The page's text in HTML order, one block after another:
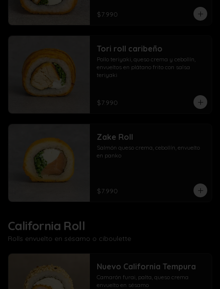
$7.990
Tori roll caribeño
Pollo teriyaki, queso crema y cebollín,
envueltos en plátano frito con salsa
teriyaki
$7.990
Zake Roll
Salmón queso crema, cebollín, envuelto
en panko
$7.990
California Roll
Rolls envuelto en sésamo o ciboulette
Nuevo California Tempura
Camarón furai, palta, queso crema
envuelto en sésamo